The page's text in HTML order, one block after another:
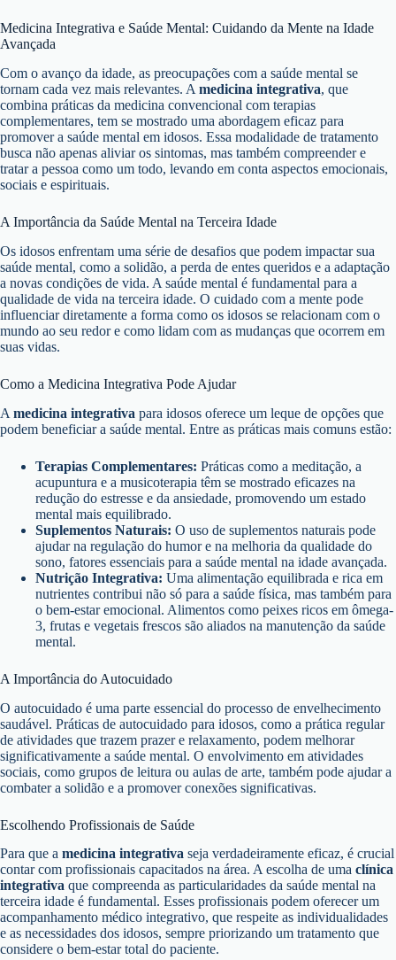
Medicina Integrativa e Saúde Mental: Cuidando da Mente na Idade
Avançada
Com o avanço da idade, as preocupações com a saúde mental se
tornam cada vez mais relevantes. A medicina integrativa, que
combina práticas da medicina convencional com terapias
complementares, tem se mostrado uma abordagem eficaz para
promover a saúde mental em idosos. Essa modalidade de tratamento
busca não apenas aliviar os sintomas, mas também compreender e
tratar a pessoa como um todo, levando em conta aspectos emocionais,
sociais e espirituais.
A Importância da Saúde Mental na Terceira Idade
Os idosos enfrentam uma série de desafios que podem impactar sua
saúde mental, como a solidão, a perda de entes queridos e a adaptação
a novas condições de vida. A saúde mental é fundamental para a
qualidade de vida na terceira idade. O cuidado com a mente pode
influenciar diretamente a forma como os idosos se relacionam com o
mundo ao seu redor e como lidam com as mudanças que ocorrem em
suas vidas.
Como a Medicina Integrativa Pode Ajudar
A medicina integrativa para idosos oferece um leque de opções que
podem beneficiar a saúde mental. Entre as práticas mais comuns estão:
Terapias Complementares: Práticas como a meditação, a
acupuntura e a musicoterapia têm se mostrado eficazes na
redução do estresse e da ansiedade, promovendo um estado
mental mais equilibrado.
Suplementos Naturais: O uso de suplementos naturais pode
ajudar na regulação do humor e na melhoria da qualidade do
sono, fatores essenciais para a saúde mental na idade avançada.
Nutrição Integrativa: Uma alimentação equilibrada e rica em
nutrientes contribui não só para a saúde física, mas também para
o bem-estar emocional. Alimentos como peixes ricos em ômega-
3, frutas e vegetais frescos são aliados na manutenção da saúde
mental.
A Importância do Autocuidado
O autocuidado é uma parte essencial do processo de envelhecimento
saudável. Práticas de autocuidado para idosos, como a prática regular
de atividades que trazem prazer e relaxamento, podem melhorar
significativamente a saúde mental. O envolvimento em atividades
sociais, como grupos de leitura ou aulas de arte, também pode ajudar a
combater a solidão e a promover conexões significativas.
Escolhendo Profissionais de Saúde
Para que a medicina integrativa seja verdadeiramente eficaz, é crucial
contar com profissionais capacitados na área. A escolha de uma clínica
integrativa que compreenda as particularidades da saúde mental na
terceira idade é fundamental. Esses profissionais podem oferecer um
acompanhamento médico integrativo, que respeite as individualidades
e as necessidades dos idosos, sempre priorizando um tratamento que
considere o bem-estar total do paciente.